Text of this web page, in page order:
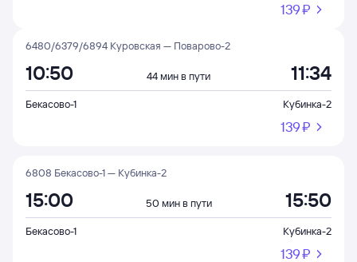
139 ⁠₽
6480/6379/6894 Куровская — Поварово-2
10:50 44 мин в пути 11:34
Бекасово-1 Кубинка-2
139 ⁠₽
6808 Бекасово-1 — Кубинка-2
15:00 50 мин в пути 15:50
Бекасово-1 Кубинка-2
139 ⁠₽